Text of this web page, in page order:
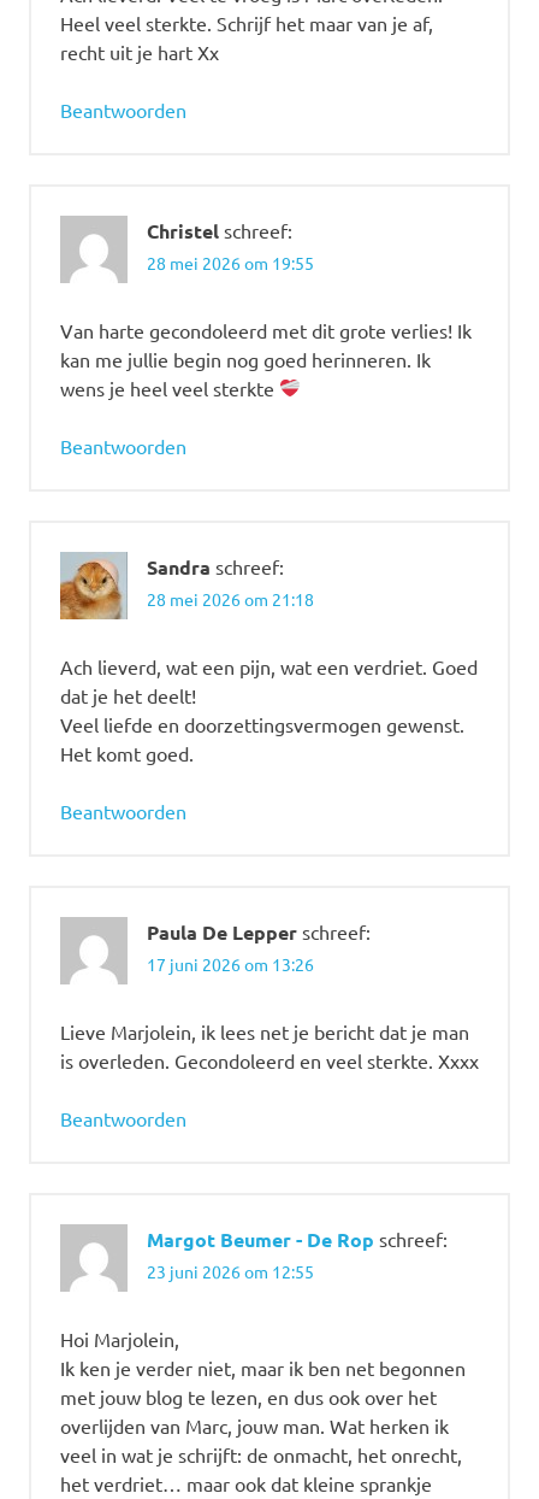
Heel veel sterkte. Schrijf het maar van je af,
recht uit je hart Xx
Beantwoorden
Christel schreef:
28 mei 2026 om 19:55
Van harte gecondoleerd met dit grote verlies! Ik
kan me jullie begin nog goed herinneren. Ik
wens je heel veel sterkte
Beantwoorden
Sandra schreef:
28 mei 2026 om 21:18
Ach lieverd, wat een pijn, wat een verdriet. Goed
dat je het deelt!
Veel liefde en doorzettingsvermogen gewenst.
Het komt goed.
Beantwoorden
Paula De Lepper schreef:
17 juni 2026 om 13:26
Lieve Marjolein, ik lees net je bericht dat je man
is overleden. Gecondoleerd en veel sterkte. Xxxx
Beantwoorden
Margot Beumer - De Rop schreef:
23 juni 2026 om 12:55
Hoi Marjolein,
Ik ken je verder niet, maar ik ben net begonnen
met jouw blog te lezen, en dus ook over het
overlijden van Marc, jouw man. Wat herken ik
veel in wat je schrijft: de onmacht, het onrecht,
het verdriet… maar ook dat kleine sprankje